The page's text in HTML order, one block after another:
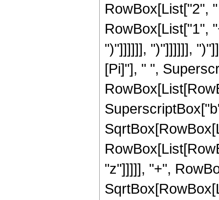
RowBox[List["2",
RowBox[List["1",
")"]]]]]], ")"]]]]]],
[Pi]"], " ",
"z"]]]]], "+",